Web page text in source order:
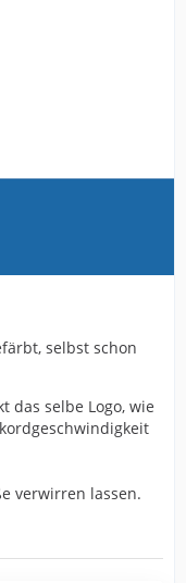
selbst schon
das selbe Logo, wie
verwirren lassen.